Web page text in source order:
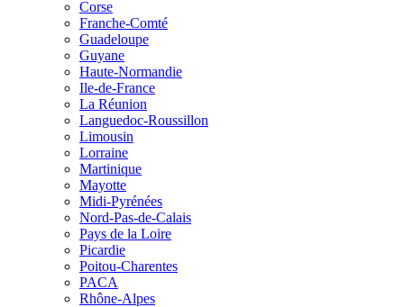
Corse
Franche-Comté
Guadeloupe
Guyane
Haute-Normandie
Ile-de-France
La Réunion
Languedoc-Roussillon
Limousin
Lorraine
Martinique
Mayotte
Midi-Pyrénées
Nord-Pas-de-Calais
Pays de la Loire
Picardie
Poitou-Charentes
PACA
Rhône-Alpes